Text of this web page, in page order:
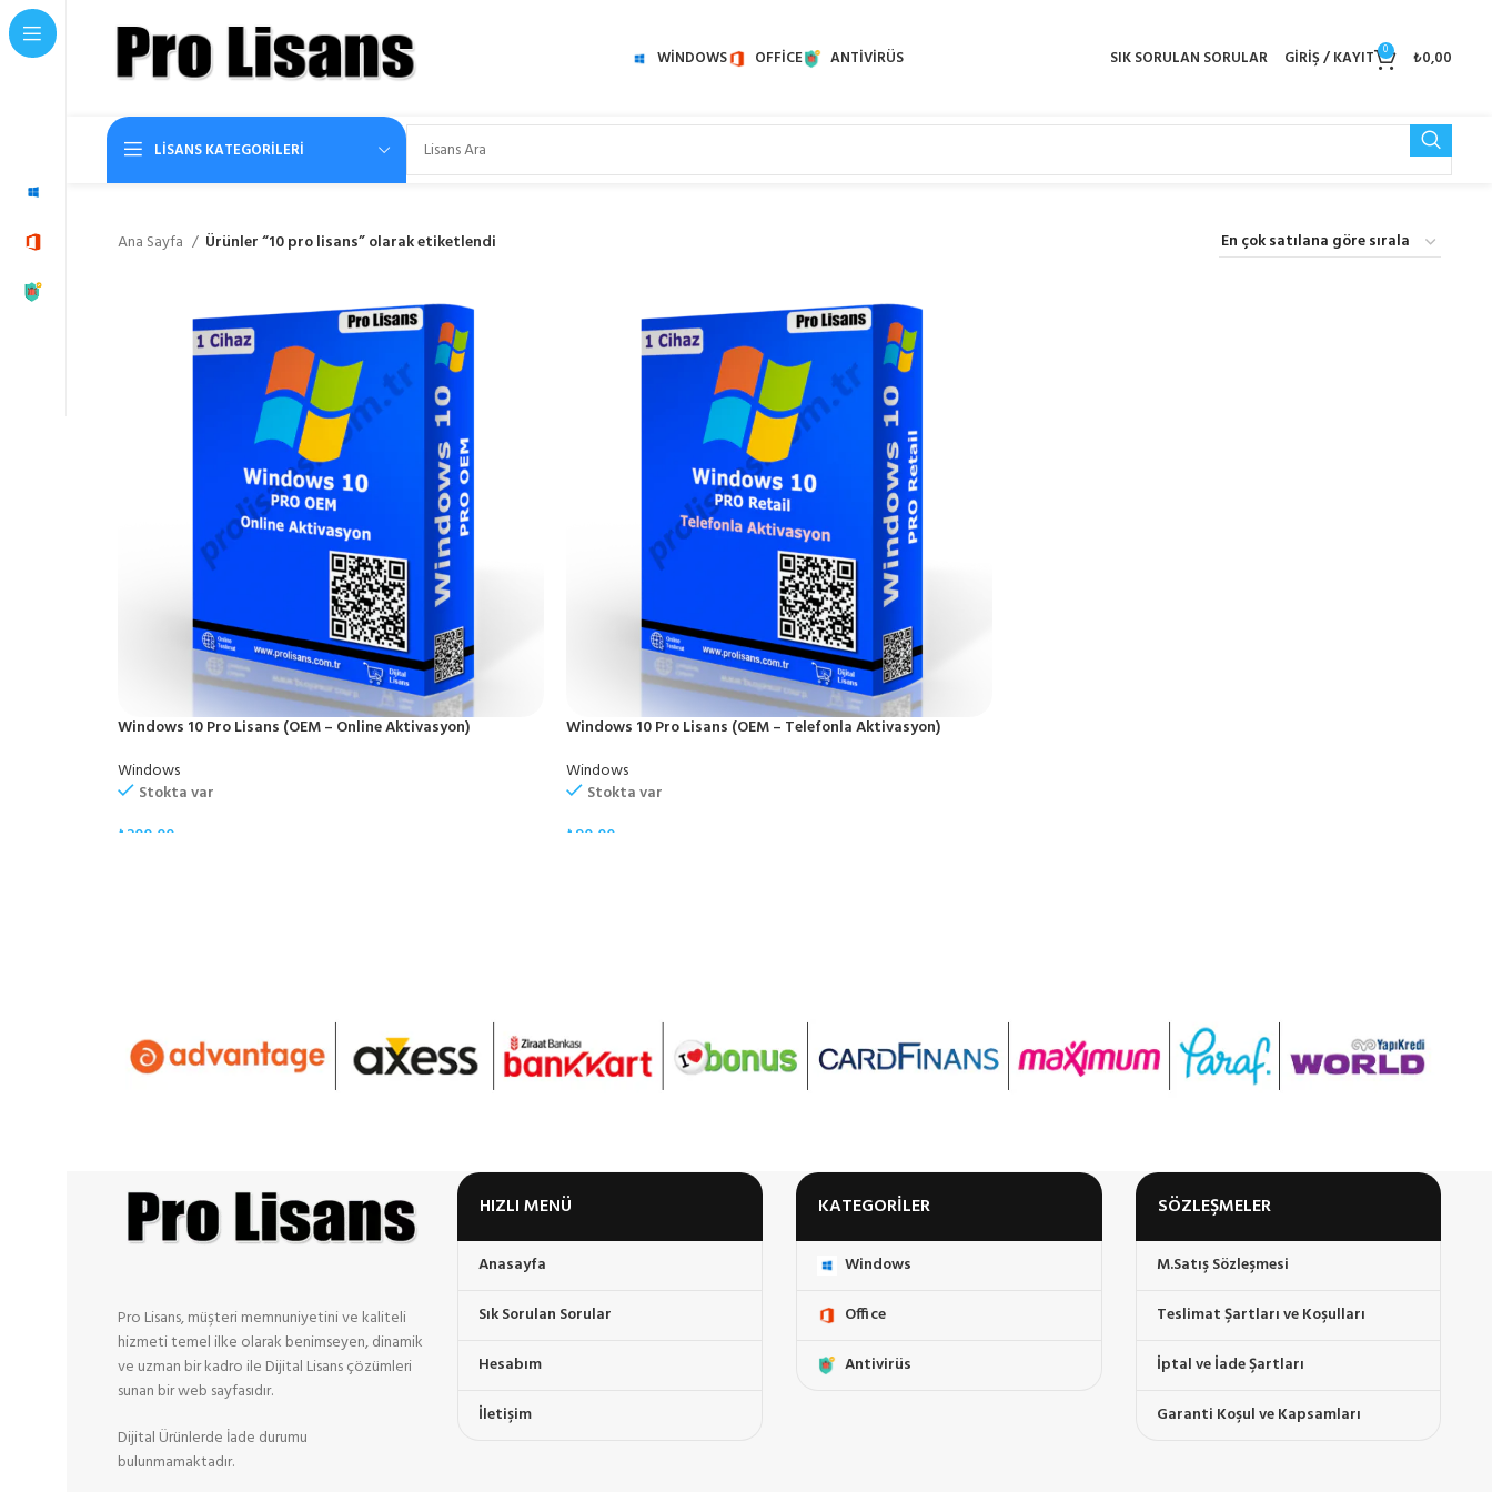
WINDOWS OFFICE ANTIVIRÜS SIK SORULAN SORULAR GIRIŞ / KAYIT 0 ₺0,00
LISANS KATEGORILERI
Ana Sayfa Ürünler “10 pro lisans” olarak etiketlendi
Windows 10 Pro Lisans (OEM – Online Aktivasyon)
Windows
Stokta var
₺200,00
Windows 10 Pro Lisans (OEM – Telefonla Aktivasyon)
Windows
Stokta var
₺90,00
Pro Lisans, müşteri memnuniyetini ve kaliteli
hizmeti temel ilke olarak benimseyen, dinamik
ve uzman bir kadro ile Dijital Lisans çözümleri
sunan bir web sayfasıdır.
Dijital Ürünlerde İade durumu
bulunmamaktadır.
HIZLI MENÜ
Anasayfa
Sık Sorulan Sorular
Hesabım
İletişim
KATEGORILER
Windows
Office
Antivirüs
SÖZLEŞMELER
M.Satış Sözleşmesi
Teslimat Şartları ve Koşulları
İptal ve İade Şartları
Garanti Koşul ve Kapsamları